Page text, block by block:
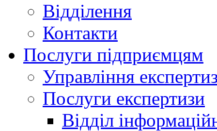
Відділення
Контакти
Послуги підприємцям
Управління
Послуги експертизи
Відділ